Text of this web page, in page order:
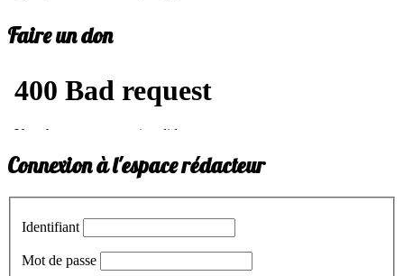
Faire un don
Connexion à l'espace rédacteur
Identifiant
Mot de passe